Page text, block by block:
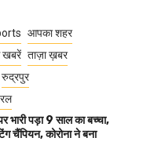
आपका शहर
खबरें ताज़ा ख़बर
रुद्रपुर
भारी पड़ा 9 साल का बच्चा,
चैंपियन, कोरोना ने बना